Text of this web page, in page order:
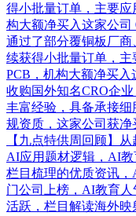
得小批量订单，主要
构大额净买入这家公司
通过了部分覆铜板厂
续获得小批量订单，
PCB，机构大额净买
收购国外知名CRO企
丰富经验，具备承接
规资质，这家公司获净
【九点特供周回顾】
AI应用题材逻辑，AI
栏目梳理的优质资讯
门公司上榜，AI教育
活跃，栏目解读海外